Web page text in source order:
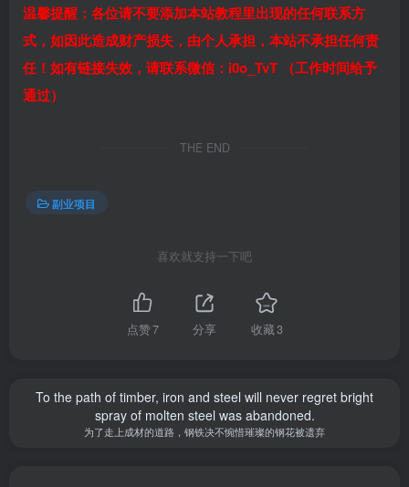
温馨提醒：各位请不要添加本站教程里出现的任何联系方
式，如因此造成财产损失，由个人承担，本站不承担任何责
任！如有链接失效，请联系微信：i0o_TvT （工作时间给予
通过）
THE END
副业项目
喜欢就支持一下吧
点赞7 分享 收藏3
To the path of timber, iron and steel will never regret bright
spray of molten steel was abandoned.
为了走上成材的道路，钢铁决不惋惜璀璨的钢花被遗弃